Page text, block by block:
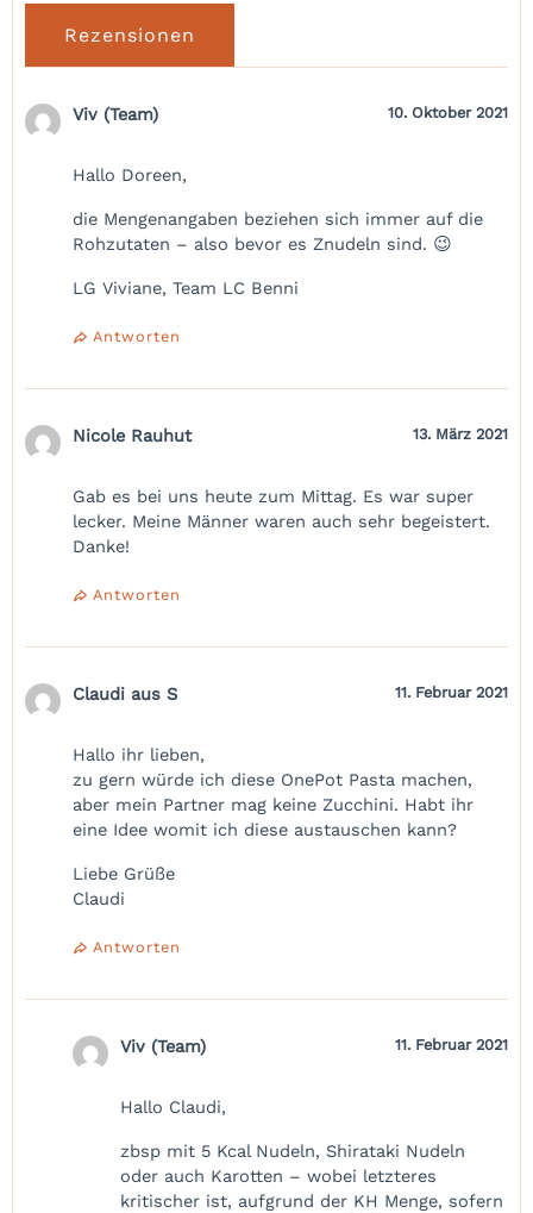
Rezensionen
Viv (Team) 10. Oktober 2021
Hallo Doreen,
die Mengenangaben beziehen sich immer auf die
Rohzutaten – also bevor es Znudeln sind. 😉
LG Viviane, Team LC Benni
Antworten
Nicole Rauhut 13. März 2021
Gab es bei uns heute zum Mittag. Es war super
lecker. Meine Männer waren auch sehr begeistert.
Danke!
Antworten
Claudi aus S 11. Februar 2021
Hallo ihr lieben,
zu gern würde ich diese OnePot Pasta machen,
aber mein Partner mag keine Zucchini. Habt ihr
eine Idee womit ich diese austauschen kann?
Liebe Grüße
Claudi
Antworten
Viv (Team) 11. Februar 2021
Hallo Claudi,
zbsp mit 5 Kcal Nudeln, Shirataki Nudeln
oder auch Karotten – wobei letzteres
kritischer ist, aufgrund der KH Menge, sofern